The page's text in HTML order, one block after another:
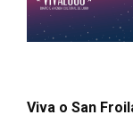
Viva o San